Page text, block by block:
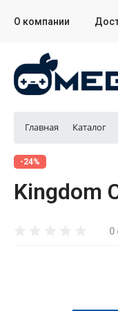
О компании
Игровые
Главная Каталог
-24%
Kingdom
0